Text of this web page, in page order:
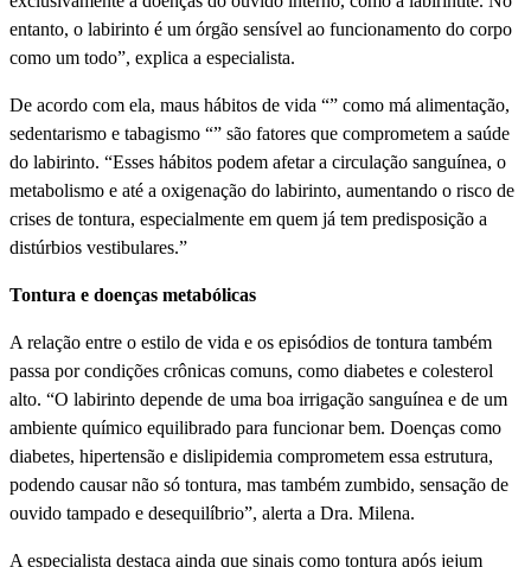
entanto, o labirinto é um órgão sensí­vel ao funcionamento do corpo
como um todo”, explica a especialista.
De acordo com ela, maus hábitos de vida “” como má alimentação,
sedentarismo e tabagismo “” são fatores que comprometem a saúde
do labirinto. “Esses hábitos podem afetar a circulação sanguí­nea, o
metabolismo e até a oxigenação do labirinto, aumentando o risco de
crises de tontura, especialmente em quem já tem predisposição a
distúrbios vestibulares.”
Tontura e doenças metabólicas
A relação entre o estilo de vida e os episódios de tontura também
passa por condições crônicas comuns, como diabetes e colesterol
alto. “O labirinto depende de uma boa irrigação sanguí­nea e de um
ambiente quí­mico equilibrado para funcionar bem. Doenças como
diabetes, hipertensão e dislipidemia comprometem essa estrutura,
podendo causar não só tontura, mas também zumbido, sensação de
ouvido tampado e desequilí­brio”, alerta a Dra. Milena.
A especialista destaca ainda que sinais como tontura após jejum